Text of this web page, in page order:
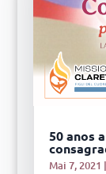
50 anos
Mai 7, 2021 |